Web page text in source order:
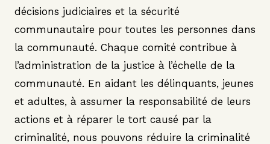
décisions judiciaires et la sécurité
communautaire pour toutes les personnes dans
la communauté. Chaque comité contribue à
l’administration de la justice à l’échelle de la
communauté. En aidant les délinquants, jeunes
et adultes, à assumer la responsabilité de leurs
actions et à réparer le tort causé par la
criminalité, nous pouvons réduire la criminalité